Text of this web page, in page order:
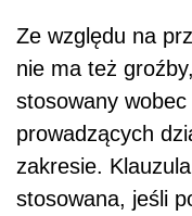
Ze względu na
nie ma też
stosowany
prowadzących
zakresie.
stosowana, jeśli